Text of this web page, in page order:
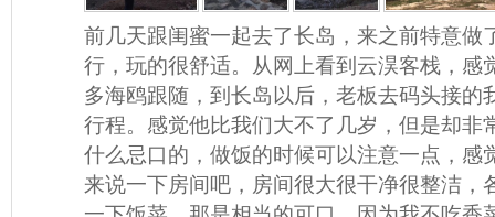
前几天跟闺蜜一起去了长岛，来之前特意做
行，玩的很舒适。从网上看到云淏客栈，感
多海鸥跟随，到长岛以后，老板去码头接的
行程。感觉他比我们大不了几岁，但是却非
什么忌口的，做饭的时候可以注意一点，感
来说一下房间吧，房间很大很干净很整洁，